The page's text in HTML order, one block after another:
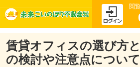
閲
賃貸オフィスの選び方
の検討や注意点について